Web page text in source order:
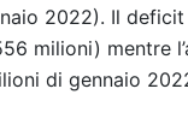
2022). Il
milioni) mentre
di gennaio